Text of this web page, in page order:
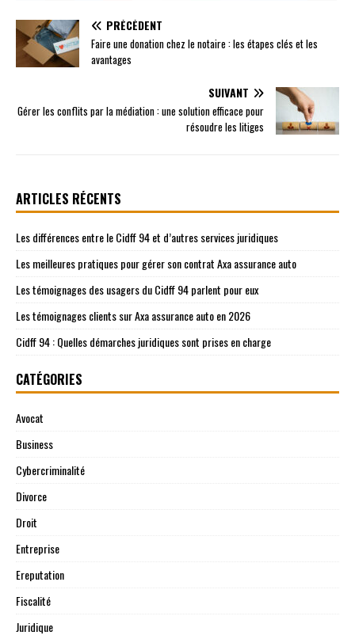
PRÉCÉDENT
Faire une donation chez le notaire : les étapes clés et les
avantages
SUIVANT
Gérer les conflits par la médiation : une solution efficace pour
résoudre les litiges
ARTICLES RÉCENTS
Les différences entre le Cidff 94 et d’autres services juridiques
Les meilleures pratiques pour gérer son contrat Axa assurance auto
Les témoignages des usagers du Cidff 94 parlent pour eux
Les témoignages clients sur Axa assurance auto en 2026
Cidff 94 : Quelles démarches juridiques sont prises en charge
CATÉGORIES
Avocat
Business
Cybercriminalité
Divorce
Droit
Entreprise
Ereputation
Fiscalité
Juridique